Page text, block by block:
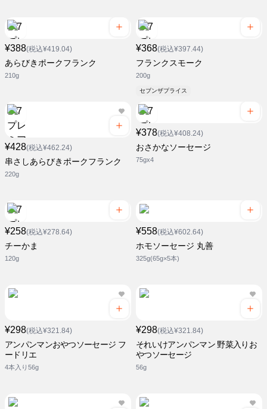
¥388(税込¥419.04)
あらびきポークフランク
210g
¥368(税込¥397.44)
フランクスモーク
200g
セブンザプライス
¥428(税込¥462.24)
串さしあらびきポークフランク
220g
¥378(税込¥408.24)
おさかなソーセージ
75gx4
¥258(税込¥278.64)
チーかま
120g
¥558(税込¥602.64)
ホモソーセージ 丸善
325g(65g×5本)
¥298(税込¥321.84)
アンパンマンおやつソーセージ フ
ードリエ
4本入り56g
¥298(税込¥321.84)
それいけアンパンマン 野菜入りお
やつソーセージ
56g